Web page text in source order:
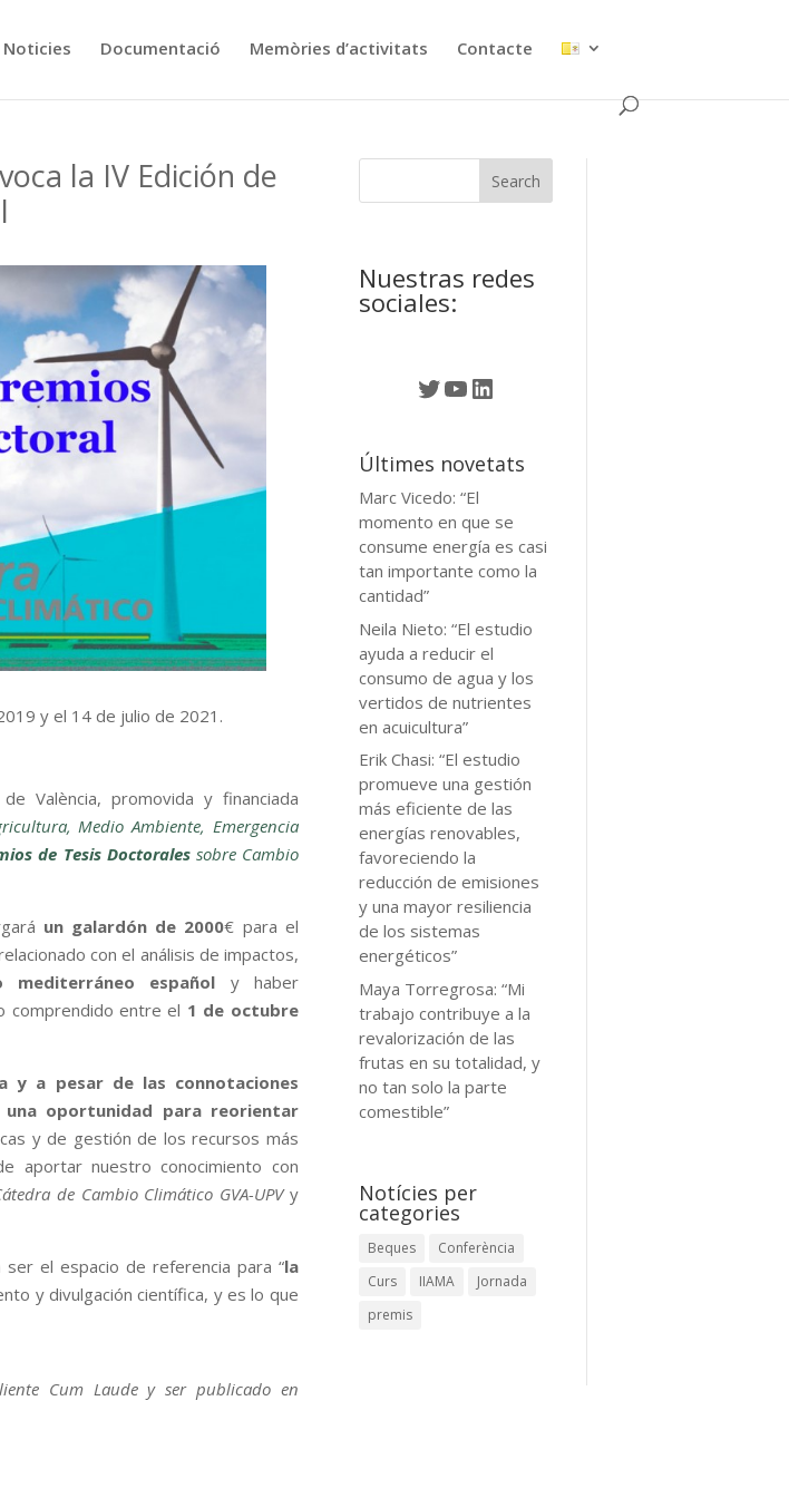
Noticies Documentació Memòries d’activitats Contacte
la IV Edición de
y el 14 de julio de 2021.
València, promovida y financiada
Medio Ambiente, Emergencia
de Tesis Doctoralessobre Cambio
un galardón de 2000€ para el
con el análisis de impactos,
español y haber
comprendido entre el 1 de octubre
y a pesar de las connotaciones
oportunidad para reorientar
y de gestión de los recursos más
aportar nuestro conocimiento con
de Cambio Climático GVA-UPVy
el espacio de referencia para “la
y divulgación científica, y es lo que
Cum Laude y ser publicado en
Nuestras redes
sociales:
Twitter
YouTube
LinkedIn
Últimes novetats
Marc Vicedo: “El
momento en que se
consume energía es casi
tan importante como la
cantidad”
Neila Nieto: “El estudio
ayuda a reducir el
consumo de agua y los
vertidos de nutrientes
en acuicultura”
Erik Chasi: “El estudio
promueve una gestión
más eficiente de las
energías renovables,
favoreciendo la
reducción de emisiones
y una mayor resiliencia
de los sistemas
energéticos”
Maya Torregrosa: “Mi
trabajo contribuye a la
revalorización de las
frutas en su totalidad, y
no tan solo la parte
comestible”
Notícies per
categories
Beques
Conferència
Curs
IIAMA
Jornada
premis